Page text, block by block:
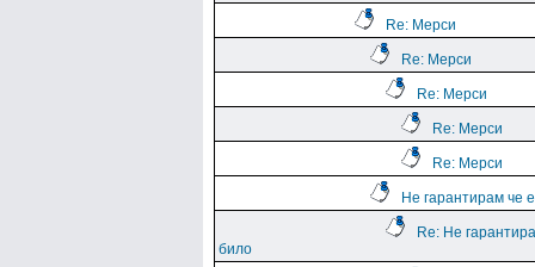
Re: Мерси
Re: Мерси
Re: Мерси
Re: Мерси
Re: Мерси
Не гарантирам че
Re: Не
било